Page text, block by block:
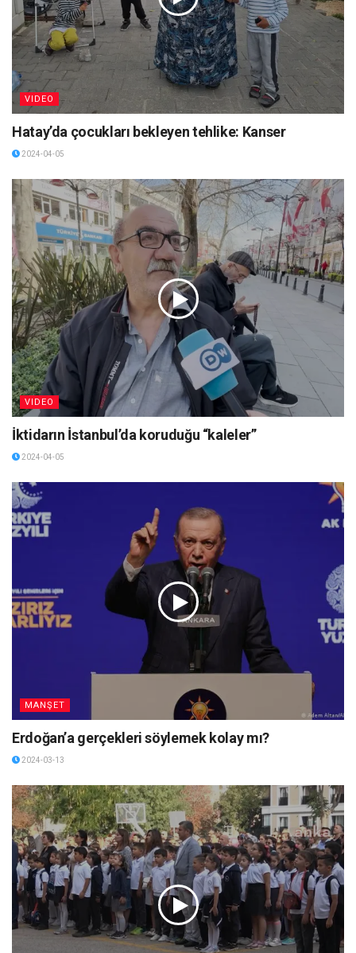
VIDEO
Hatay’da çocukları bekleyen tehlike: Kanser
2024-04-05
VIDEO
İktidarın İstanbul’da koruduğu “kaleler”
2024-04-05
MANŞET
Erdoğan’a gerçekleri söylemek kolay mı?
2024-03-13